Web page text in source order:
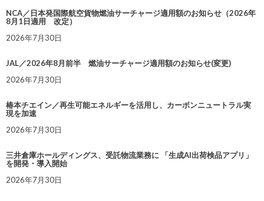
NCA／日本発国際航空貨物燃油サーチャージ適用額のお知らせ（2026年
8月1日適用 改定）
2026年7月30日
JAL／2026年8月前半 燃油サーチャージ適用額のお知らせ(変更)
2026年7月30日
椿本チエイン／再生可能エネルギーを活用し、カーボンニュートラル実
現を加速
2026年7月30日
三井倉庫ホールディングス、受託物流業務に 「生成AI出荷検品アプリ」
を開発・導入開始
2026年7月30日